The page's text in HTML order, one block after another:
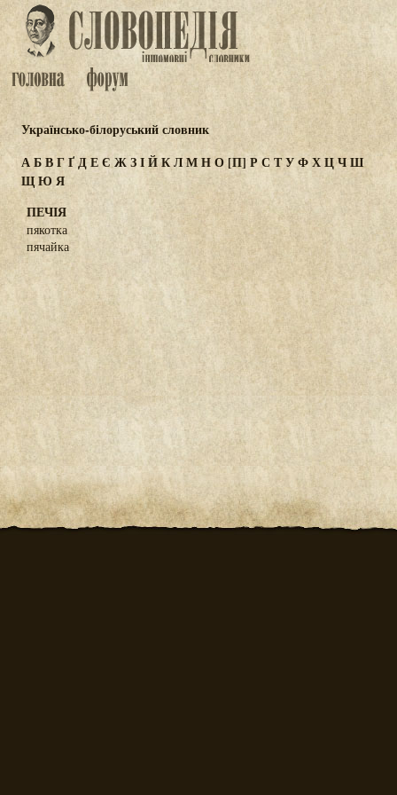
Українсько-білоруський словник
АБВГҐДЕЄ ЖЗІЙКЛМНО[П] Р С ТУФХЦЧШ
ЩЮ Я
ПЕЧІЯ
пякотка
пячайка